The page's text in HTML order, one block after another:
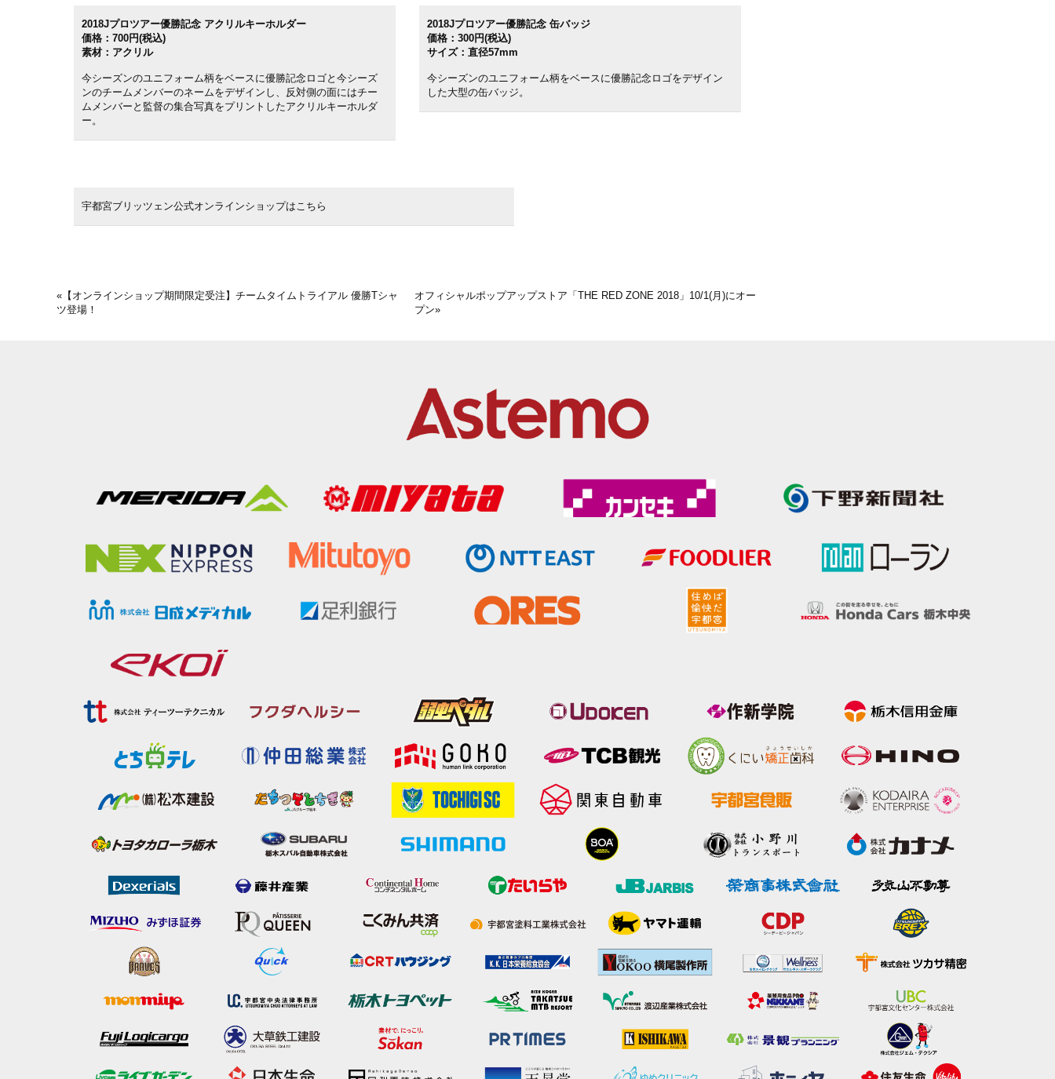
2018Jプロツアー優勝記念 アクリルキーホルダー
価格：700円(税込)
素材：アクリル
今シーズンのユニフォーム柄をベースに優勝記念ロゴと今シーズ
ンのチームメンバーのネームをデザインし、反対側の面にはチー
ムメンバーと監督の集合写真をプリントしたアクリルキーホルダ
ー。
2018Jプロツアー優勝記念 缶バッジ
価格：300円(税込)
サイズ：直径57mm
今シーズンのユニフォーム柄をベースに優勝記念ロゴをデザイン
した大型の缶バッジ。
宇都宮ブリッツェン公式オンラインショップはこちら
« 【オンラインショップ期間限定受注】チームタイムトライアル 優勝Tシャ
ツ登場！
オフィシャルポップアップストア「THE RED ZONE 2018」10/1(月)にオー
プン»